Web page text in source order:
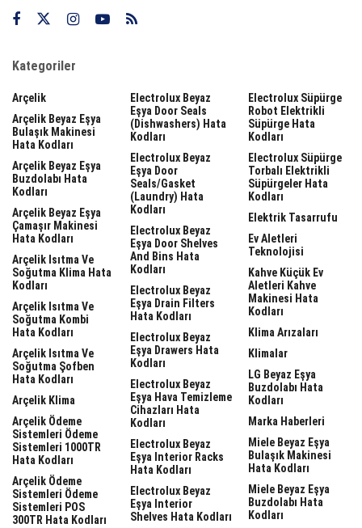
Kategoriler
Arçelik
Arçelik Beyaz Eşya
Bulaşık Makinesi
Hata Kodları
Arçelik Beyaz Eşya
Buzdolabı Hata
Kodları
Arçelik Beyaz Eşya
Çamaşır Makinesi
Hata Kodları
Arçelik Isıtma Ve
Soğutma Klima Hata
Kodları
Arçelik Isıtma Ve
Soğutma Kombi
Hata Kodları
Arçelik Isıtma Ve
Soğutma Şofben
Hata Kodları
Arçelik Klima
Arçelik Ödeme
Sistemleri Ödeme
Sistemleri 1000TR
Hata Kodları
Arçelik Ödeme
Sistemleri Ödeme
Sistemleri POS
300TR Hata Kodları
Electrolux Beyaz
Eşya Door Seals
(dishwashers) Hata
Kodları
Electrolux Beyaz
Eşya Door
Seals/gasket
(laundry) Hata
Kodları
Electrolux Beyaz
Eşya Door Shelves
And Bins Hata
Kodları
Electrolux Beyaz
Eşya Drain Filters
Hata Kodları
Electrolux Beyaz
Eşya Drawers Hata
Kodları
Electrolux Beyaz
Eşya Hava Temizleme
Cihazları Hata
Kodları
Electrolux Beyaz
Eşya Interior Racks
Hata Kodları
Electrolux Beyaz
Eşya Interior
Shelves Hata Kodları
Electrolux Süpürge
Robot Elektrikli
Süpürge Hata
Kodları
Electrolux Süpürge
Torbalı Elektrikli
Süpürgeler Hata
Kodları
Elektrik Tasarrufu
Ev Aletleri
Teknolojisi
Kahve Küçük Ev
Aletleri Kahve
Makinesi Hata
Kodları
Klima Arızaları
Klimalar
LG Beyaz Eşya
Buzdolabı Hata
Kodları
Marka Haberleri
Miele Beyaz Eşya
Bulaşık Makinesi
Hata Kodları
Miele Beyaz Eşya
Buzdolabı Hata
Kodları